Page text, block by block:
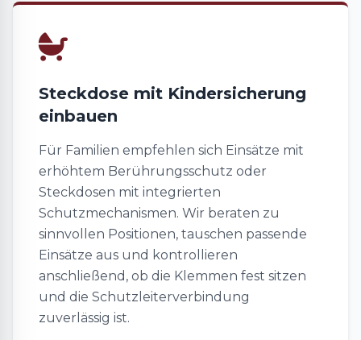
Steckdose mit Kindersicherung
einbauen
Für Familien empfehlen sich Einsätze mit
erhöhtem Berührungsschutz oder
Steckdosen mit integrierten
Schutzmechanismen. Wir beraten zu
sinnvollen Positionen, tauschen passende
Einsätze aus und kontrollieren
anschließend, ob die Klemmen fest sitzen
und die Schutzleiterverbindung
zuverlässig ist.